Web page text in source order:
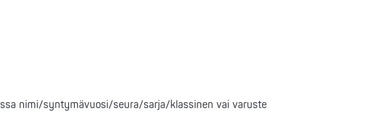
nimi/syntymävuosi/seura/sarja/klassinen vai varuste